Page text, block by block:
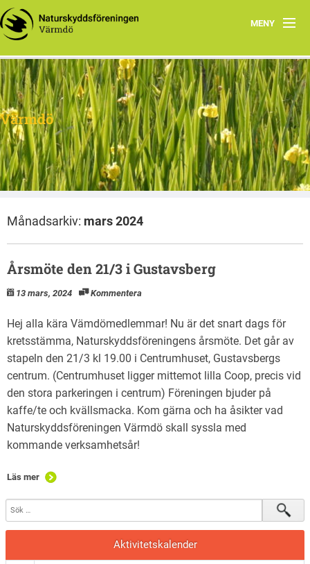
MENY
Hem
Om oss
Facebook
Program
Dokument
Värmdö
Månadsarkiv: mars 2024
Årsmöte den 21/3 i Gustavsberg
13 mars, 2024 Kommentera
Hej alla kära Vämdömedlemmar! Nu är det snart dags för
kretsstämma, Naturskyddsföreningens årsmöte. Det går av
stapeln den 21/3 kl 19.00 i Centrumhuset, Gustavsbergs
centrum. (Centrumhuset ligger mittemot lilla Coop, precis vid
den stora parkeringen i centrum) Föreningen bjuder på
kaffe/te och kvällsmacka. Kom gärna och ha åsikter vad
Naturskyddsföreningen Värmdö skall syssla med
kommande verksamhetsår!
Läs mer
Aktivitetskalender